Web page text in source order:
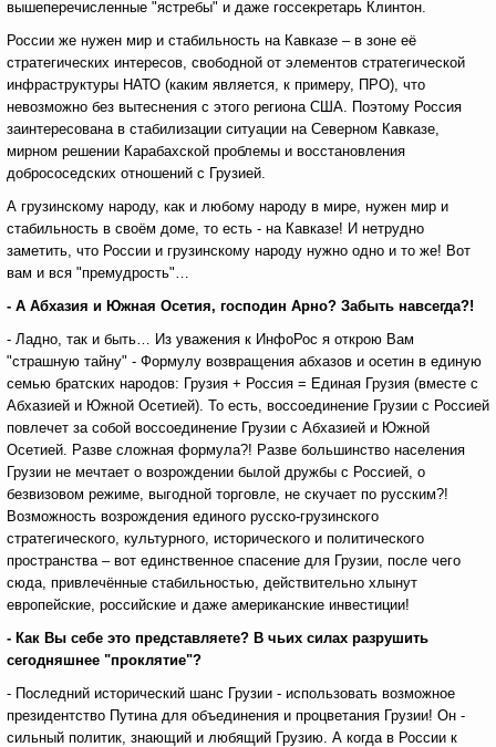
вышеперечисленные "ястребы" и даже госсекретарь Клинтон.
России же нужен мир и стабильность на Кавказе – в зоне её
стратегических интересов, свободной от элементов стратегической
инфраструктуры НАТО (каким является, к примеру, ПРО), что
невозможно без вытеснения с этого региона США. Поэтому Россия
заинтересована в стабилизации ситуации на Северном Кавказе,
мирном решении Карабахской проблемы и восстановления
добрососедских отношений с Грузией.
А грузинскому народу, как и любому народу в мире, нужен мир и
стабильность в своём доме, то есть - на Кавказе! И нетрудно
заметить, что России и грузинскому народу нужно одно и то же! Вот
вам и вся "премудрость"…
- А Абхазия и Южная Осетия, господин Арно? Забыть навсегда?!
- Ладно, так и быть… Из уважения к ИнфоРос я открою Вам
"страшную тайну" - Формулу возвращения абхазов и осетин в единую
семью братских народов: Грузия + Россия = Единая Грузия (вместе с
Абхазией и Южной Осетией). То есть, воссоединение Грузии с Россией
повлечет за собой воссоединение Грузии с Абхазией и Южной
Осетией. Разве сложная формула?! Разве большинство населения
Грузии не мечтает о возрождении былой дружбы с Россией, о
безвизовом режиме, выгодной торговле, не скучает по русским?!
Возможность возрождения единого русско-грузинского
стратегического, культурного, исторического и политического
пространства – вот единственное спасение для Грузии, после чего
сюда, привлечённые стабильностью, действительно хлынут
европейские, российские и даже американские инвестиции!
- Как Вы себе это представляете? В чьих силах разрушить
сегодняшнее "проклятие"?
- Последний исторический шанс Грузии - использовать возможное
президентство Путина для объединения и процветания Грузии! Он -
сильный политик, знающий и любящий Грузию. А когда в России к